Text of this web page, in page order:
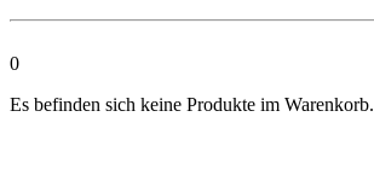
0
Es befinden sich keine Produkte im Warenkorb.